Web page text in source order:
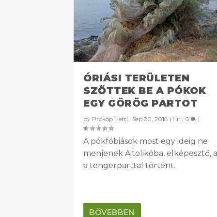
ÓRIÁSI TERÜLETEN
SZŐTTEK BE A PÓKOK
EGY GÖRÖG PARTOT
by Prokop Hetti | Sep 20, 2018 | Hír | 0 |
A pókfóbiások most egy ideig ne
menjenek Aitolikóba, elképesztő,
a tengerparttal történt.
BŐVEBBEN